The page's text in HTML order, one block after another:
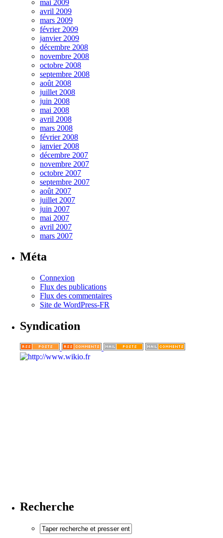
mai 2009
avril 2009
mars 2009
février 2009
janvier 2009
décembre 2008
novembre 2008
octobre 2008
septembre 2008
août 2008
juillet 2008
juin 2008
mai 2008
avril 2008
mars 2008
février 2008
janvier 2008
décembre 2007
novembre 2007
octobre 2007
septembre 2007
août 2007
juillet 2007
juin 2007
mai 2007
avril 2007
mars 2007
Méta
Connexion
Flux des publications
Flux des commentaires
Site de WordPress-FR
Syndication
Recherche